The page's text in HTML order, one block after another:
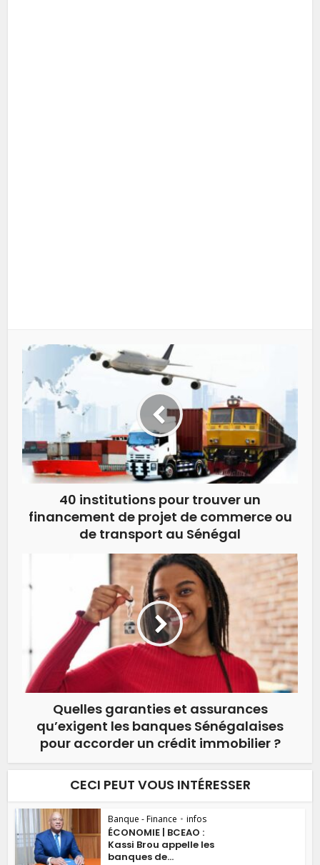
40 institutions pour trouver un
financement de projet de commerce ou
de transport au Sénégal
Quelles garanties et assurances
qu’exigent les banques Sénégalaises
pour accorder un crédit immobilier ?
CECI PEUT VOUS INTÉRESSER
Banque - Finance • infos
ÉCONOMIE | BCEAO :
Kassi Brou appelle les
banques de...